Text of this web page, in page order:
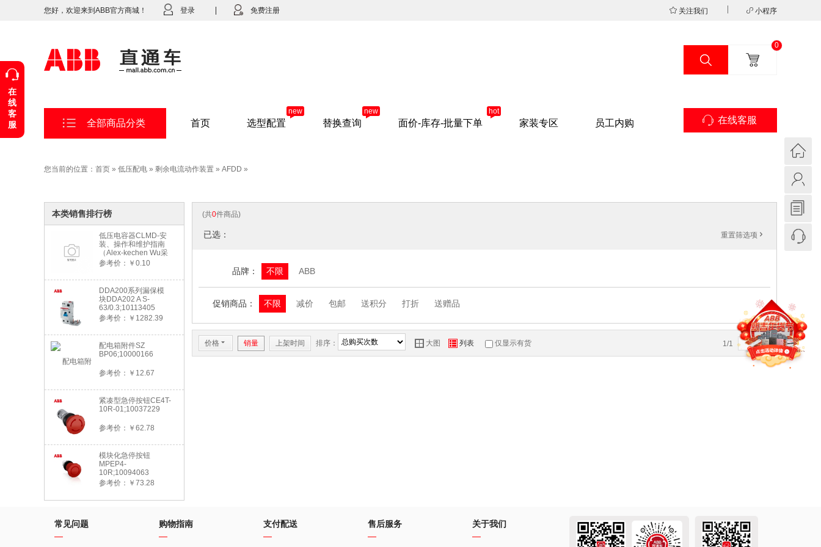
您好，欢迎来到ABB官方商城！ 登录 免费注册 关注我们 小程序
0
全部商品分类 首页 选型配置
new
替换查询
new
面价-库存-批量下单
hot
家装专区 员工内购 在线客服
您当前的位置： 首页 » 低压配电 » 剩余电流动作装置 » AFDD »
本类销售排行榜
低压电容器CLMD-安
装、操作和维护指南
（Alex-kechen Wu采
购）-2022年版
参考价：￥0.10
DDA200系列漏保模
块DDA202 A S-
63/0.3;10113405
参考价：￥1282.39
配电箱附件SZ
BP06;10000166
参考价：￥12.67
紧凑型急停按钮CE4T-
10R-01;10037229
参考价：￥62.78
模块化急停按钮
MPEP4-
10R;10094063
参考价：￥73.28
(共0件商品)
已选： 重置筛选项 '
品牌： 不限 ABB
促销商品： 不限 减价 包邮 送积分 打折 送赠品
价格 6 销量 上架时间 排序： Y 大图 Z 列表 仅显示有货 1/1 4 5
常见问题 购物指南 支付配送 售后服务 关于我们
在
线
客
服